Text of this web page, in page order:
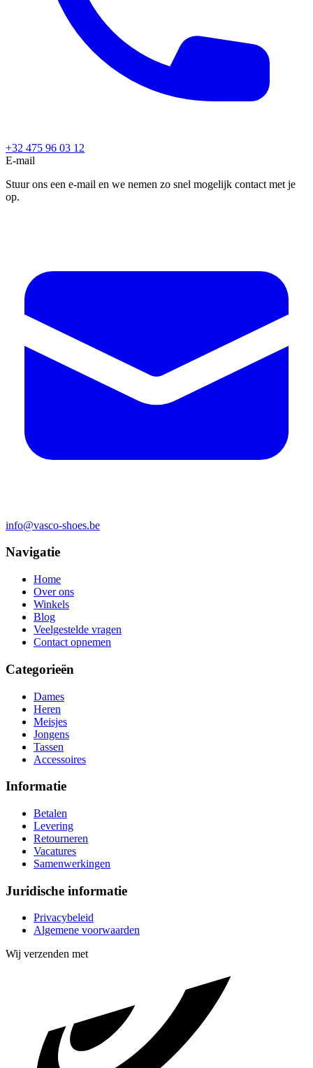
+32 475 96 03 12
E-mail
Stuur ons een e-mail en we nemen zo snel mogelijk contact met je
op.
info@vasco-shoes.be
Navigatie
Home
Over ons
Winkels
Blog
Veelgestelde vragen
Contact opnemen
Categorieën
Dames
Heren
Meisjes
Jongens
Tassen
Accessoires
Informatie
Betalen
Levering
Retourneren
Vacatures
Samenwerkingen
Juridische informatie
Privacybeleid
Algemene voorwaarden
Wij verzenden met